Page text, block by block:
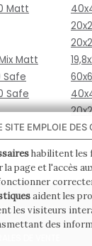
Matt
Matt
Safe
Safe
POLICY
DE VENTE
SITE EMPLOIE DES
habilitent les
page et l'accès
aident les
les visiteurs
des